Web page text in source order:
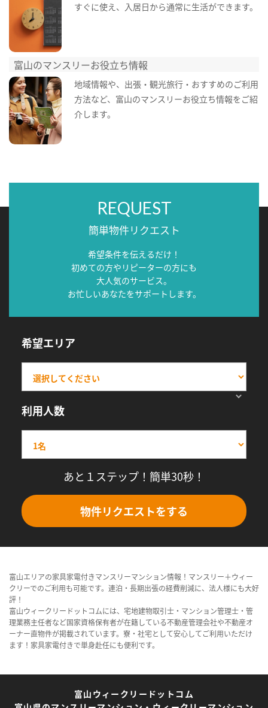
すぐに使え、入居日から通常に生活ができます。
富山のマンスリーお役立ち情報
地域情報や、出張・観光旅行・おすすめのご利用
方法など、富山のマンスリーお役立ち情報をご紹
介します。
REQUEST
簡単物件リクエスト
希望条件を伝えるだけ！
初めての方やリピーターの方にも
大人気のサービス。
お忙しいあなたをサポートします。
希望エリア
利用人数
あと１ステップ！簡単30秒！
物件リクエストをする
富山エリアの家具家電付きマンスリーマンション情報！マンスリー＋ウィー
クリーでのご利用も可能です。連泊・長期出張の経費削減に、法人様にも大好
評！
富山ウィークリードットコムには、宅地建物取引士・マンション管理士・管
理業務主任者など国家資格保有者が在籍している不動産管理会社や不動産オ
ーナー直物件が掲載されています。寮・社宅として安心してご利用いただけ
ます！家具家電付きで単身赴任にも便利です。
富山ウィークリードットコム